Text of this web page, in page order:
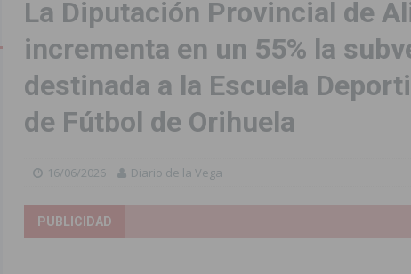
1,2 millones adicionales al CEIP nº 2 de Catral dentro del Plan Edificant
desarticula un grupo criminal especializado en el robo de vehículos de alta
ORIHUELA
empleo con la contratación de 55 personas desempleadas a través de seis
alerta del riesgo de incendios e inundaciones por el estado de sus barrancos
el desdoblamiento de la CV-95, clave para Torrevieja
para dar comienzo a sus Fiestas 2026
La Diputación Provincial de
incrementa en un 55% la
destinada a la Escuela
de Fútbol de Orihuela
16/06/2026 Diario de la Vega
PUBLICIDAD